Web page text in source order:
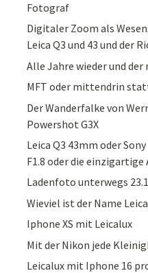
Fotograf
Digitaler Zoom als
Leica Q3 und 43 und der
Alle Jahre wieder und der
MFT oder mittendrin
Der Wanderfalke von
Powershot G3X
Leica Q3 43mm oder
F1.8 oder die
Ladenfoto unterwegs
Wieviel ist der Name
Iphone XS mit Leicalux
Mit der Nikon jede
Leicalux mit Iphone 16